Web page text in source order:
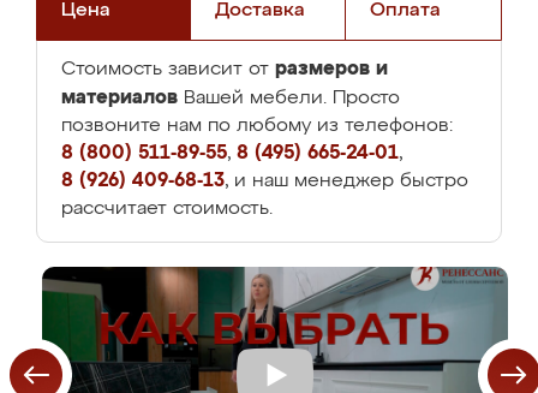
Цена Доставка Оплата
Стоимость зависит от размеров и
материалов Вашей мебели. Просто
позвоните нам по любому из телефонов:
8 (800) 511-89-55, 8 (495) 665-24-01,
8 (926) 409-68-13, и наш менеджер быстро
рассчитает стоимость.